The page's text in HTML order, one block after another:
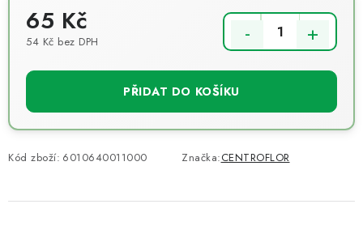
65 Kč
54 Kč bez DPH
PŘIDAT DO KOŠÍKU
Kód zboží: 6010640011000 Značka:CENTROFLOR